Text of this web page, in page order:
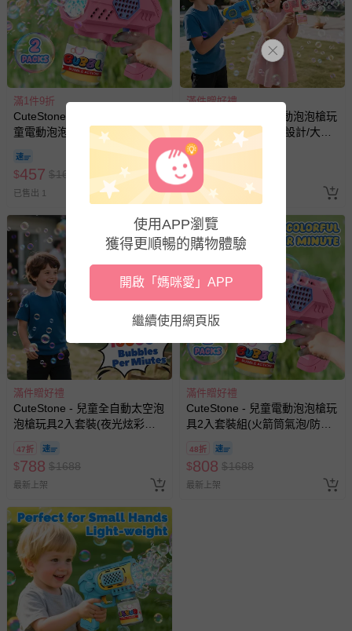
滿1件9折
CuteStone - 【盒損福利品】兒
童電動泡泡槍玩具2入套裝組
(火箭筒氣泡/防漏水設計/生日
禮物/兒童節/交換禮物)
$457 $1688
已售出 1
滿件贈好禮
CuteStone - 兒童電動泡泡槍玩
具2入套裝組(防漏水設計/大容
量補充液/生日禮物/兒童節/交換
禮物)
51折
$868 1688
最新上架
3
滿件贈好禮
CuteStone - 兒童全自動太空泡
泡槍玩具2入套裝(夜光炫彩燈
物)
47折
$788 $1688
最新上架
滿件贈好禮
CuteStone - 兒童電動泡泡槍玩
具2入套裝組(火箭筒氣泡/防漏
物)
48折
$808 $1688
最新上架
使用APP瀏覽
獲得更順暢的購物體驗
開啟「媽咪愛」APP
繼續使用網頁版